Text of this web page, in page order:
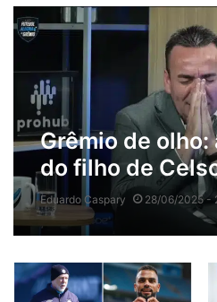
Grêmio de
do filho de
Marcelo
compartilhou na
Eduardo Caspary 28/06/2025 -